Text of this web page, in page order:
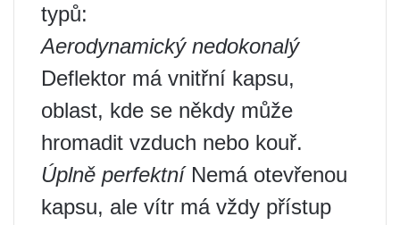
typů:
Aerodynamický nedokonalý
Deflektor má vnitřní kapsu,
oblast, kde se někdy může
hromadit vzduch nebo kouř.
Úplně perfektníNemá otevřenou
kapsu, ale vítr má vždy přístup